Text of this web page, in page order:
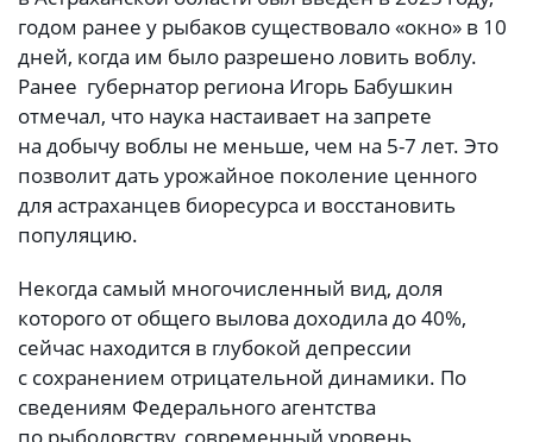
годом ранее у рыбаков существовало «окно» в 10
дней, когда им было разрешено ловить воблу.
Ранее губернатор региона Игорь Бабушкин
отмечал, что наука настаивает на запрете
на добычу воблы не меньше, чем на 5-7 лет. Это
позволит дать урожайное поколение ценного
для астраханцев биоресурса и восстановить
популяцию.
Некогда самый многочисленный вид, доля
которого от общего вылова доходила до 40%,
сейчас находится в глубокой депрессии
с сохранением отрицательной динамики. По
сведениям Федерального агентства